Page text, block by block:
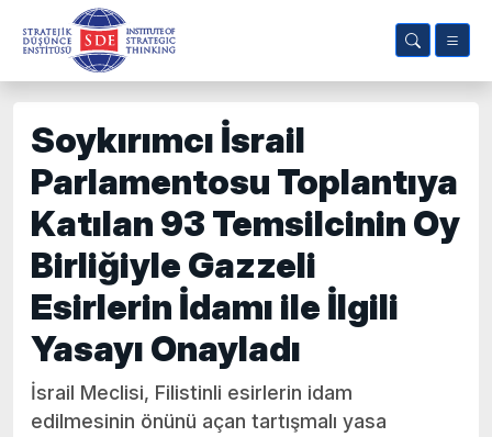
Soykırımcı İsrail
Parlamentosu Toplantıya
Katılan 93 Temsilcinin Oy
Birliğiyle Gazzeli
Esirlerin İdamı ile İlgili
Yasayı Onayladı
İsrail Meclisi, Filistinli esirlerin idam
edilmesinin önünü açan tartışmalı yasa